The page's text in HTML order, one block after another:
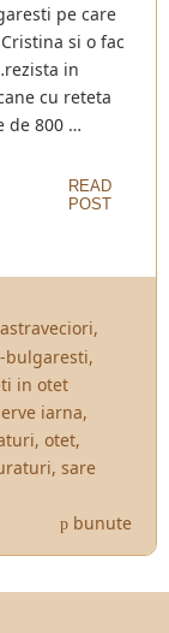
pe care
si o fac
in
cu reteta
de 800 …
READ
POST
,
bulgaresti,
in otet
iarna,
, otet,
, sare
bunute